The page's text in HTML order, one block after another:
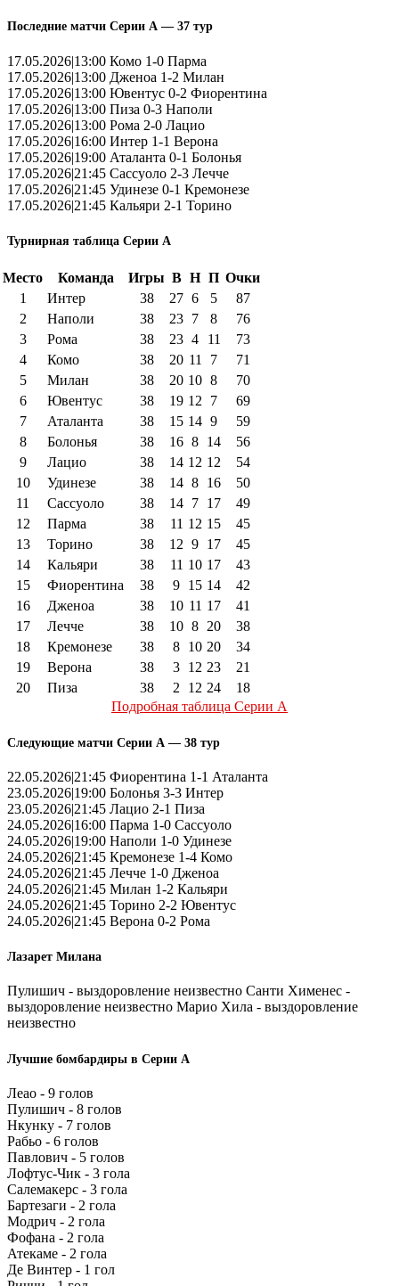
Последние матчи Серии А — 37 тур
17.05.2026|13:00 Комо 1-0 Парма
17.05.2026|13:00 Дженоа 1-2 Милан
17.05.2026|13:00 Ювентус 0-2 Фиорентина
17.05.2026|13:00 Пиза 0-3 Наполи
17.05.2026|13:00 Рома 2-0 Лацио
17.05.2026|16:00 Интер 1-1 Верона
17.05.2026|19:00 Аталанта 0-1 Болонья
17.05.2026|21:45 Сассуоло 2-3 Лечче
17.05.2026|21:45 Удинезе 0-1 Кремонезе
17.05.2026|21:45 Кальяри 2-1 Торино
Турнирная таблица Серии А
Место Команда Игры В Н П Очки
1
Интер 38 27 6 5
87
2
Наполи 38 23 7 8
76
3
Рома 38 23 4 11
73
4
Комо 38 20 11 7
71
5
Милан 38 20 10 8
70
6
Ювентус 38 19 12 7
69
7
Аталанта 38 15 14 9
59
8
Болонья 38 16 8 14
56
9
Лацио 38 14 12 12
54
10
Удинезе 38 14 8 16
50
11
Сассуоло 38 14 7 17
49
12
Парма 38 11 12 15
45
13
Торино 38 12 9 17
45
14
Кальяри 38 11 10 17
43
15
Фиорентина 38 9 15 14
42
16
Дженоа 38 10 11 17
41
17
Лечче 38 10 8 20
38
18
Кремонезе 38 8 10 20
34
19
Верона 38 3 12 23
21
20
Пиза 38 2 12 24
18
Подробная таблица Серии А
Следующие матчи Серии А — 38 тур
22.05.2026|21:45 Фиорентина 1-1 Аталанта
23.05.2026|19:00 Болонья 3-3 Интер
23.05.2026|21:45 Лацио 2-1 Пиза
24.05.2026|16:00 Парма 1-0 Сассуоло
24.05.2026|19:00 Наполи 1-0 Удинезе
24.05.2026|21:45 Кремонезе 1-4 Комо
24.05.2026|21:45 Лечче 1-0 Дженоа
24.05.2026|21:45 Милан 1-2 Кальяри
24.05.2026|21:45 Торино 2-2 Ювентус
24.05.2026|21:45 Верона 0-2 Рома
Лазарет Милана
Пулишич - выздоровление неизвестно Санти Хименес -
выздоровление неизвестно Марио Хила - выздоровление
неизвестно
Лучшие бомбардиры в Серии А
Леао - 9 голов
Пулишич - 8 голов
Нкунку - 7 голов
Рабьо - 6 голов
Павлович - 5 голов
Лофтус-Чик - 3 гола
Салемакерс - 3 гола
Бартезаги - 2 гола
Модрич - 2 гола
Фофана - 2 гола
Атекаме - 2 гола
Де Винтер - 1 гол